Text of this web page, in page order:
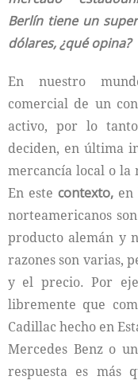
Berlín tiene un
dólares, ¿qué opina?
En nuestro
comercial de un
activo, por lo
deciden, en última
mercancía local o la
En este contexto,en
norteamericanos
producto alemán y
razones son varias,
y el precio. Por
libremente que
Cadillac hecho en
Mercedes Benz o
respuesta es más